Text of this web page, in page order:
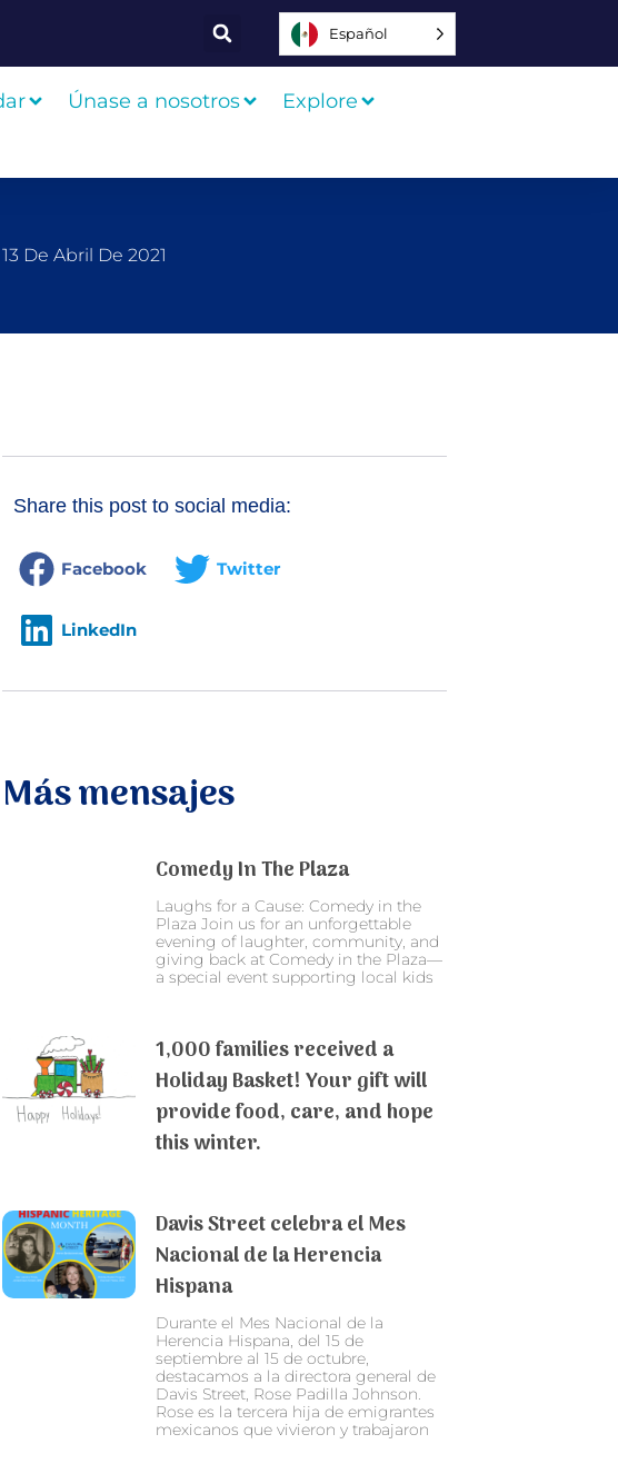
Español
Únase a nosotros
Explore
13 De Abril De 2021
Share this post to social media:
Facebook Twitter
LinkedIn
Más mensajes
Comedy In The Plaza
Laughs for a Cause: Comedy in the
Plaza Join us for an unforgettable
evening of laughter, community, and
giving back at Comedy in the Plaza—
a special event supporting local kids
1,000 families received a
Holiday Basket! Your gift will
provide food, care, and hope
this winter.
Davis Street celebra el Mes
Nacional de la Herencia
Hispana
Durante el Mes Nacional de la
Herencia Hispana, del 15 de
septiembre al 15 de octubre,
destacamos a la directora general de
Davis Street, Rose Padilla Johnson.
Rose es la tercera hija de emigrantes
mexicanos que vivieron y trabajaron